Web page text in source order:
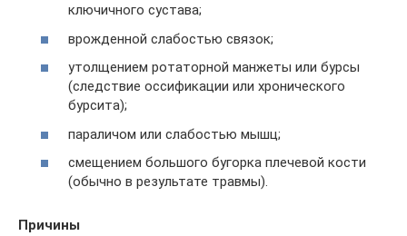
ключичного сустава;
врожденной слабостью связок;
утолщением ротаторной манжеты или бурсы
(следствие оссификации или хронического
бурсита);
параличом или слабостью мышц;
смещением большого бугорка плечевой кости
(обычно в результате травмы).
Причины